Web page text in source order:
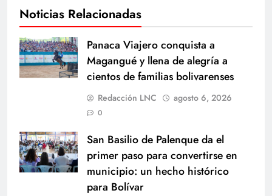
Noticias Relacionadas
Panaca Viajero conquista a
Magangué y llena de alegría a
cientos de familias bolivarenses
Redacción LNC agosto 6, 2026
0
San Basilio de Palenque da el
primer paso para convertirse en
municipio: un hecho histórico
para Bolívar